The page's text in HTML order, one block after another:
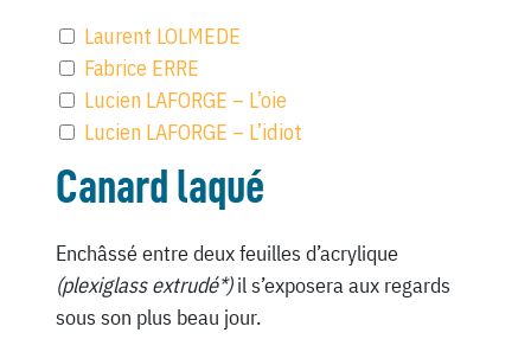
Laurent LOLMEDE
Fabrice ERRE
Lucien LAFORGE – L’oie
Lucien LAFORGE – L’idiot
Canard laqué
Enchâssé entre deux feuilles d’acrylique
(plexiglass extrudé*)il s’exposera aux regards
sous son plus beau jour.